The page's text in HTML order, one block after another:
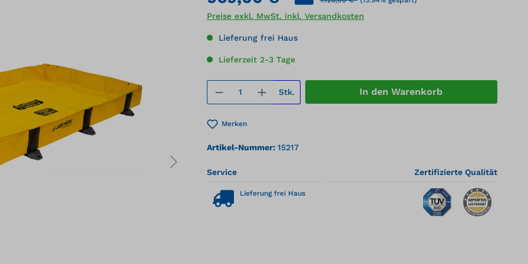
Preise exkl. MwSt. inkl. Versandkosten
Lieferung frei Haus
Lieferzeit 2-3 Tage
Produkt Anzahl: Gib den gewünschten Wert
Stk. In den Warenkorb
Merken
Artikel-Nummer: 15217
Service
Lieferung frei Haus
Zertifizierte Qualität